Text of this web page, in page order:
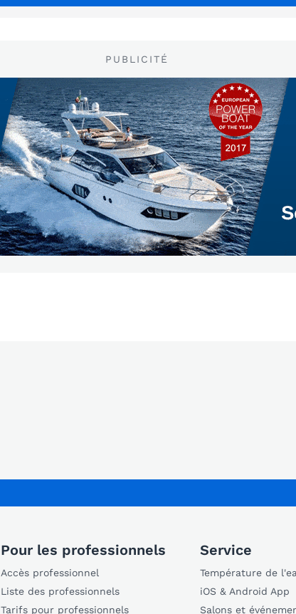
PUBLICITÉ
Pour les professionnels
Accès professionnel
Liste des professionnels
Tarifs pour professionnels
Service
Température de
iOS & Android App
Salons et